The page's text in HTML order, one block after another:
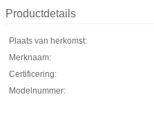
Productdetails
Plaats van herkomst:
Merknaam:
Certificering:
Modelnummer: